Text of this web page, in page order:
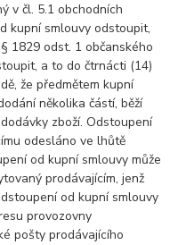
čl. 5.1 obchodních
kupní smlouvy odstoupit,
1829 odst. 1 občanského
a to do čtrnácti (14)
že předmětem kupní
několika částí, běží
zboží. Odstoupení
odesláno ve lhůtě
od kupní smlouvy může
prodávajícím, jenž
od kupní smlouvy
provozovny
pošty prodávajícího